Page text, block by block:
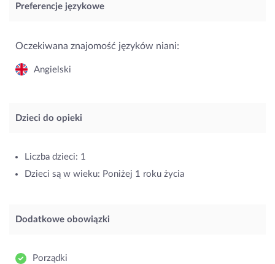
Preferencje językowe
Oczekiwana znajomość języków niani:
Angielski
Dzieci do opieki
Liczba dzieci: 1
Dzieci są w wieku: Poniżej 1 roku życia
Dodatkowe obowiązki
Porządki